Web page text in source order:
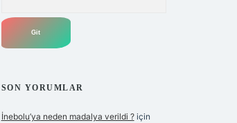
SON YORUMLAR
İnebolu’ya neden madalya verildi ?için